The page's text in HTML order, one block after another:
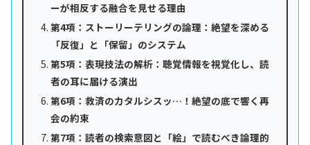
ーが相反する融合を見せる理由
第4項：ストーリーテリングの論理：絶望を深める
「反復」と「保留」のシステム
第5項：表現技法の解析：聴覚情報を視覚化し、読
者の耳に届ける演出
第6項：救済のカタルシスッ…！絶望の底で響く再
会の約束
第7項：読者の検索意図と「絵」で読むべき論理的